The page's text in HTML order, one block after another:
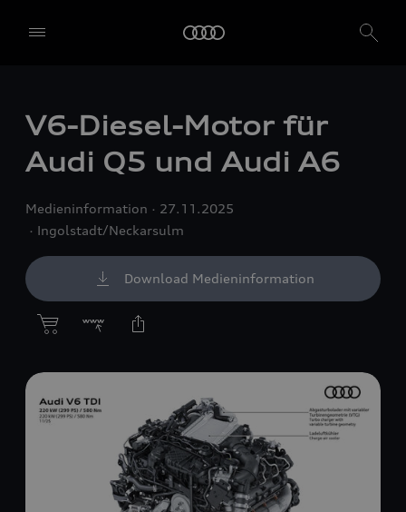
V6-Diesel-Motor für
Audi Q5 und Audi A6
Medieninformation
27.11.2025
Ingolstadt/Neckarsulm
Download Medieninformation